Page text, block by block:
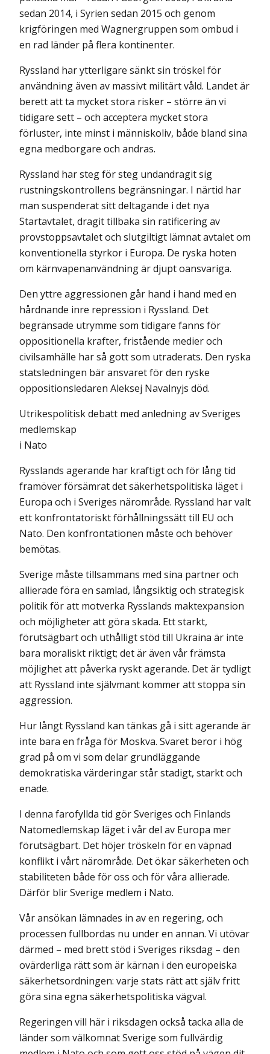
sedan 2014, i Syrien sedan 2015 och genom
krigföringen med Wagnergruppen som ombud i
en rad länder på flera kontinenter.
Ryssland har ytterligare sänkt sin tröskel för
användning även av massivt militärt våld. Landet är
berett att ta mycket stora risker – större än vi
tidigare sett – och acceptera mycket stora
förluster, inte minst i människoliv, både bland sina
egna medborgare och andras.
Ryssland har steg för steg undandragit sig
rustningskontrollens begränsningar. I närtid har
man suspenderat sitt deltagande i det nya
Startavtalet, dragit tillbaka sin ratificering av
provstoppsavtalet och slutgiltigt lämnat avtalet om
konventionella styrkor i Europa. De ryska hoten
om kärnvapenanvändning är djupt oansvariga.
Den yttre aggressionen går hand i hand med en
hårdnande inre repres­sion i Ryssland. Det
begränsade utrymme som tidigare fanns för
opposi­tionella krafter, fristående medier och
civilsamhälle har så gott som utrade­rats. Den ryska
statsledningen bär ansvaret för den ryske
oppositionsleda­ren Aleksej Navalnyjs död.
Utrikespolitisk debatt med anledning av Sveriges
medlemskap
i Nato
Rysslands agerande har kraftigt och för lång tid
framöver försämrat det säkerhetspolitiska läget i
Europa och i Sveriges närområde. Ryssland har valt
ett konfrontatoriskt förhållningssätt till EU och
Nato. Den konfronta­tionen måste och behöver
bemötas.
Sverige måste tillsammans med sina partner och
allierade föra en sam­lad, långsiktig och strategisk
politik för att motverka Rysslands makt­expansion
och möjligheter att göra skada. Ett starkt,
förutsägbart och ut­hålligt stöd till Ukraina är inte
bara moraliskt riktigt; det är även vår främsta
möjlighet att påverka ryskt agerande. Det är tydligt
att Ryssland inte självmant kommer att stoppa sin
aggression.
Hur långt Ryssland kan tänkas gå i sitt agerande är
inte bara en fråga för Moskva. Svaret beror i hög
grad på om vi som delar grundläggande
demokratiska värderingar står stadigt, starkt och
enade.
I denna farofyllda tid gör Sveriges och Finlands
Natomedlemskap läget i vår del av Europa mer
förutsägbart. Det höjer tröskeln för en väpnad
konflikt i vårt närområde. Det ökar säkerheten och
stabiliteten både för oss och för våra allierade.
Därför blir Sverige medlem i Nato.
Vår ansökan lämnades in av en regering, och
processen fullbordas nu under en annan. Vi utövar
därmed – med brett stöd i Sveriges riksdag – den
ovärderliga rätt som är kärnan i den europeiska
säkerhetsordningen: varje stats rätt att själv fritt
göra sina egna säkerhetspolitiska vägval.
Regeringen vill här i riksdagen också tacka alla de
länder som välkomnat Sverige som fullvärdig